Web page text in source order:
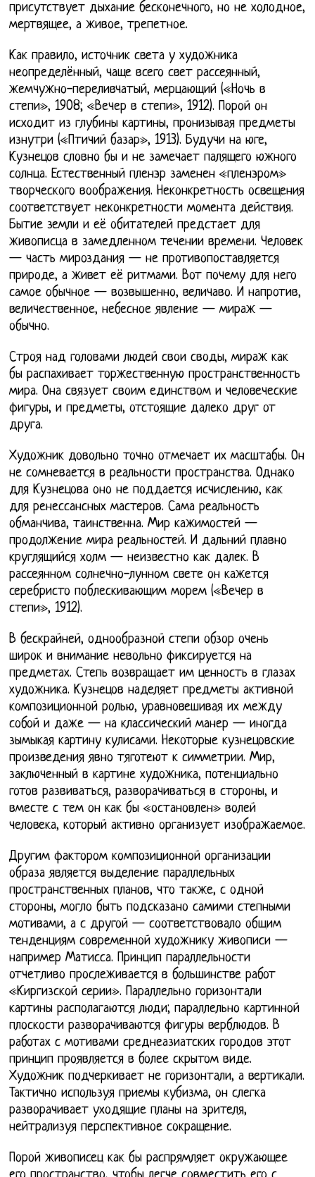
присутствует дыхание бесконечного, но не холодное,
мертвящее, а живое, трепетное.
Как правило, источник света у художника
неопределённый, чаще всего свет рассеянный,
жемчужно-переливчатый, мерцающий («Ночь в
степи», 1908; «Вечер в степи», 1912). Порой он
исходит из глубины картины, пронизывая предметы
изнутри («Птичий базар», 1913). Будучи на юге,
Кузнецов словно бы и не замечает палящего южного
солнца. Естественный пленэр заменен «пленэром»
творческого воображения. Неконкретность освещения
соответствует неконкретности момента действия.
Бытие земли и её обитателей предстает для
живописца в замедленном течении времени. Человек
— часть мироздания — не противопоставляется
природе, а живет её ритмами. Вот почему для него
самое обычное — возвышенно, величаво. И напротив,
величественное, небесное явление — мираж —
обычно.
Строя над головами людей свои своды, мираж как
бы распахивает торжественную пространственность
мира. Она связует своим единством и человеческие
фигуры, и предметы, отстоящие далеко друг от
друга.
Художник довольно точно отмечает их масштабы. Он
не сомневается в реальности пространства. Однако
для Кузнецова оно не поддается исчислению, как
для ренессансных мастеров. Сама реальность
обманчива, таинственна. Мир кажимостей —
продолжение мира реальностей. И дальний плавно
круглящийся холм — неизвестно как далек. В
рассеянном солнечно-лунном свете он кажется
серебристо поблескивающим морем («Вечер в
степи», 1912).
В бескрайней, однообразной степи обзор очень
широк и внимание невольно фиксируется на
предметах. Степь возвращает им ценность в глазах
художника. Кузнецов наделяет предметы активной
композиционной ролью, уравновешивая их между
собой и даже — на классический манер — иногда
зымыкая картину кулисами. Некоторые кузнецовские
произведения явно тяготеют к симметрии. Мир,
заключенный в картине художника, потенциально
готов развиваться, разворачиваться в стороны, и
вместе с тем он как бы «остановлен» волей
человека, который активно организует изображаемое.
Другим фактором композиционной организации
образа является выделение параллельных
пространственных планов, что также, с одной
стороны, могло быть подсказано самими степными
мотивами, а с другой — соответствовало общим
тенденциям современной художнику живописи —
например Матисса. Принцип параллельности
отчетливо прослеживается в большинстве работ
«Киргизской серии». Параллельно горизонтали
картины располагаются люди; параллельно картинной
плоскости разворачиваются фигуры верблюдов. В
работах с мотивами среднеазиатских городов этот
принцип проявляется в более скрытом виде.
Художник подчеркивает не горизонтали, а вертикали.
Тактично используя приемы кубизма, он слегка
разворачивает уходящие планы на зрителя,
нейтрализуя перспективное сокращение.
Порой живописец как бы распрямляет окружающее